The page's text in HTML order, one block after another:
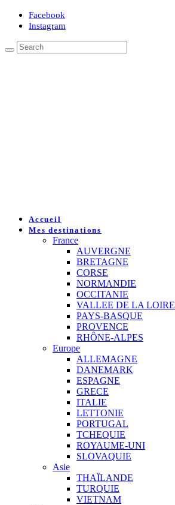
Facebook
Instagram
Accueil
Mes destinations
France
AUVERGNE
BRETAGNE
CORSE
NORMANDIE
OCCITANIE
VALLEE DE LA LOIRE
PAYS-BASQUE
PROVENCE
RHÔNE-ALPES
Europe
ALLEMAGNE
DANEMARK
ESPAGNE
GRECE
ITALIE
LETTONIE
PORTUGAL
TCHEQUIE
ROYAUME-UNI
SLOVAQUIE
Asie
THAÏLANDE
TURQUIE
VIETNAM